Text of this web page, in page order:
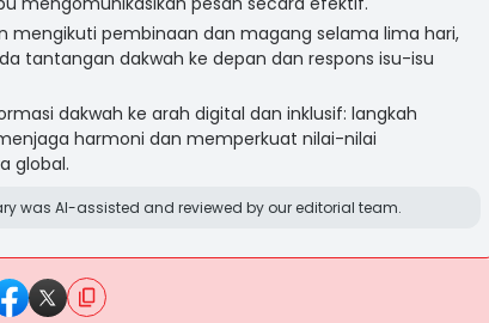
mengikuti pembinaan dan magang selama lima hari,
tantangan dakwah ke depan dan respons isu-isu
dakwah ke arah digital dan inklusif: langkah
harmoni dan memperkuat nilai-nilai
global.
was AI-assisted and reviewed by our editorial team.